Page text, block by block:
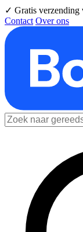
✓ Gratis verzending
Contact Over ons